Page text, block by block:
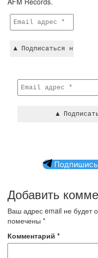
Подпишись
Добавить
Ваш адрес email не будет
помечены *
Комментарий *